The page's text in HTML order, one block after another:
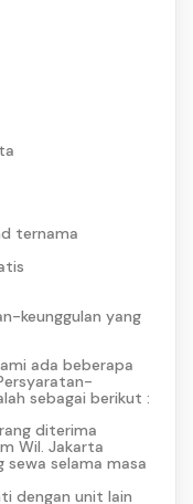
ternama
keunggulan yang
ada beberapa
sebagai berikut :
diterima
Wil. Jakarta
sewa selama masa
dengan unit lain